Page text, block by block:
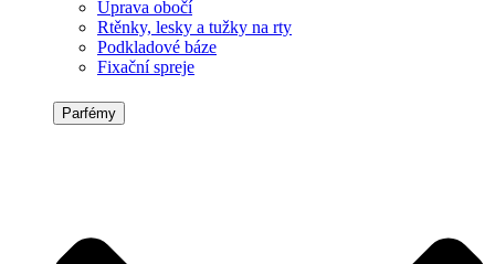
Úprava obočí
Rtěnky, lesky a tužky na rty
Podkladové báze
Fixační spreje
Parfémy